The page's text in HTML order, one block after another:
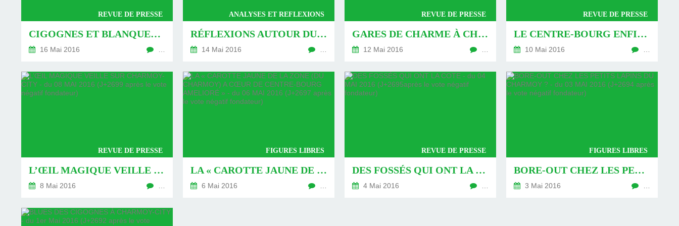
REVUE DE PRESSE
CIGOGNES ET BLANQUETTE DE VEAU AU CAVEAU DU CHÂTEAU - DU 16 MAI 2016 (J+2707 APRÈS LE VOTE NÉGATIF FONDATEUR)
16 Mai 2016
ANALYSES ET REFLEXIONS
RÉFLEXIONS AUTOUR DU BASSIN D’EMPLOI DU CHARMOY - DU 14 MAI 2016 (J+2705 APRÈS LE VOTE NÉGATIF FONDATEUR)
14 Mai 2016
REVUE DE PRESSE
GARES DE CHARME À CHARMOY-CITY ? - DU 12 MAI 2016 (J+2703 APRÈS LE VOTE NÉGATIF FONDATEUR)
12 Mai 2016
REVUE DE PRESSE
LE CENTRE-BOURG ENFIN REVITALISÉ ? - DU 10 MAI 2016 (J+2701 APRÈS LE VOTE NÉGATIF FONDATEUR)
10 Mai 2016
REVUE DE PRESSE
L’ŒIL MAGIQUE VEILLE SUR CHARMOY-CITY - DU 08 MAI 2016 (J+2699 APRÈS LE VOTE NÉGATIF FONDATEUR)
8 Mai 2016
FIGURES LIBRES
LA « CAROTTE JAUNE DE LA ZONE (DU CHARMOY) A CŒUR DE CENTRE-BOURG AMELIORÉ » - DU 06 MAI 2016 (J+2697 APRÈS LE VOTE NÉGATIF FONDATEUR)
6 Mai 2016
REVUE DE PRESSE
DES FOSSÉS QUI ONT LA COTE - DU 04 MAI 2016 (J+2695APRÈS LE VOTE NÉGATIF FONDATEUR)
4 Mai 2016
FIGURES LIBRES
BORE-OUT CHEZ LES PETITS LAPINS DU CHARMOY ? - DU 03 MAI 2016 (J+2694 APRÈS LE VOTE NÉGATIF FONDATEUR)
3 Mai 2016